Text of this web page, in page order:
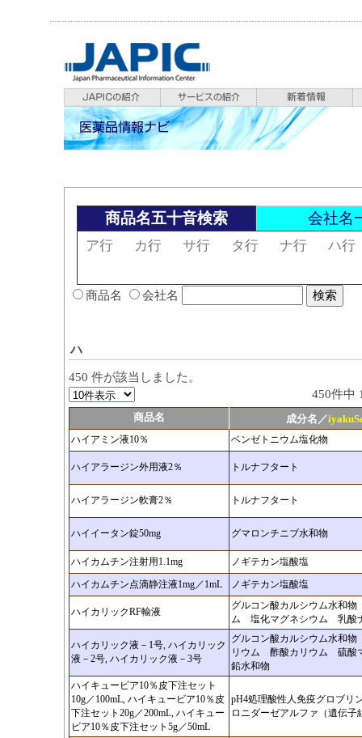
商品名五十音検索 会社名
ア行 カ行 サ行 タ行 ナ行 ハ行
商品名 会社名
ハ
450 件が該当しました。
450件
商品名 成分名／
ハイアミン液10％
ベンゼトニウム塩化物
ハイアラージン外用液2％ トルナフタート
ハイアラージン軟膏2％ トルナフタート
ハイイータン錠50mg グマロンチニブ水和物
ハイカムチン注射用1.1mg
ノギテカン塩酸塩
ハイカムチン点滴静注液1mg／1mL
ノギテカン塩酸塩
ハイカリックRF輸液
グルコン酸カルシウム水和
ム 塩化マグネシウム 乳酸
ハイカリック液－1号, ハイカリック
液－2号, ハイカリック液－3号
グルコン酸カルシウム水和
リウム 酢酸カリウム 硫酸
鉛水和物
ハイキュービア10％皮下注セット
10g／100mL, ハイキュービア10％皮
下注セット20g／200mL, ハイキュー
ビア10％皮下注セット5g／50mL
pH4処理酸性人免疫グロブ
ロニダーゼアルファ（遺伝子